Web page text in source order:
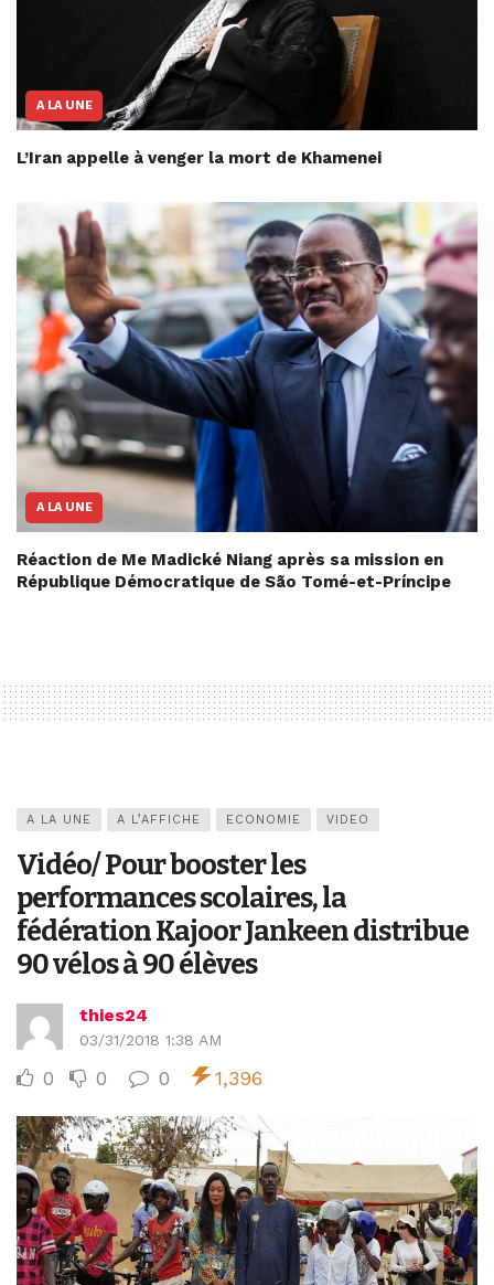
A LA UNE
L’Iran appelle à venger la mort de Khamenei
A LA UNE
Réaction de Me Madické Niang après sa mission en
République Démocratique de São Tomé-et-Príncipe
A LA UNE A L’AFFICHE ECONOMIE VIDEO
Vidéo/ Pour booster les
performances scolaires, la
fédération Kajoor Jankeen distribue
90 vélos à 90 élèves
thies24
03/31/2018 1:38 AM
0 0 0 1,396